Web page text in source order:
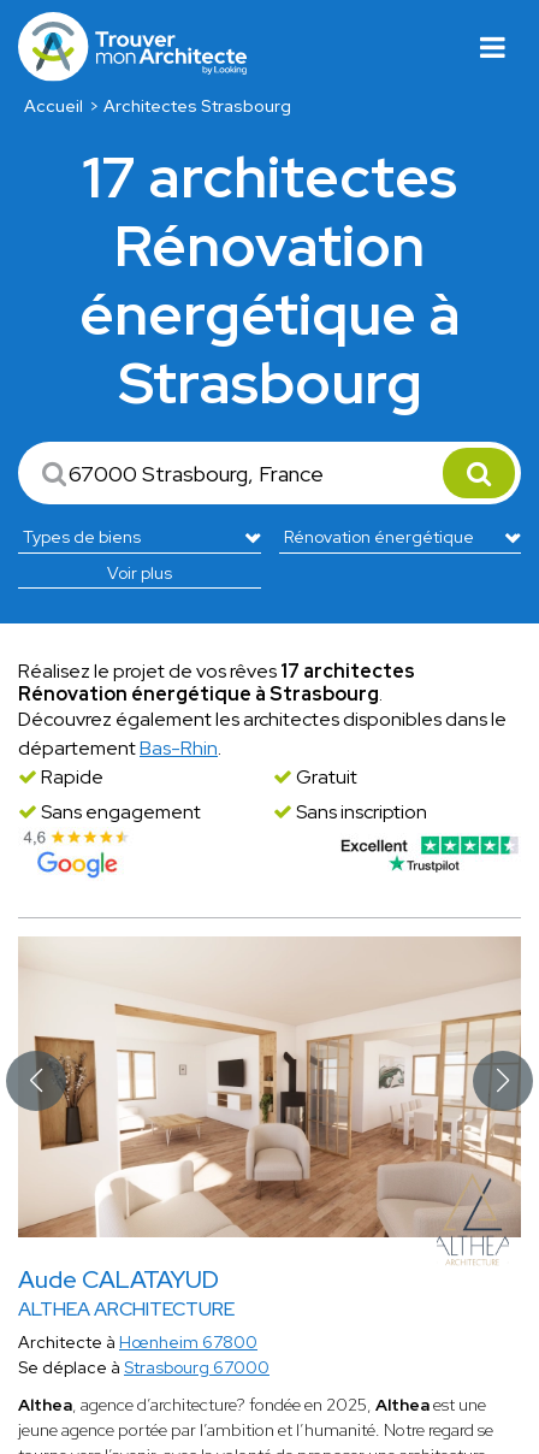
Accueil Architectes Strasbourg
17 architectes
Rénovation
énergétique à
Strasbourg
Voir plus
Réalisez le projet de vos rêves17 architectes
Rénovation énergétique à Strasbourg.
Découvrez également les architectes disponibles dans le
départementBas-Rhin.
Rapide
Gratuit
Sans engagement
Sans inscription
Aude CALATAYUD
ALTHEA ARCHITECTURE
Architecte à Hœnheim 67800
Se déplace à Strasbourg 67000
Althea, agence d’architecture? fondée en 2025, Altheaest une
jeune agence portée par l’ambition et l’humanité. Notre regard se